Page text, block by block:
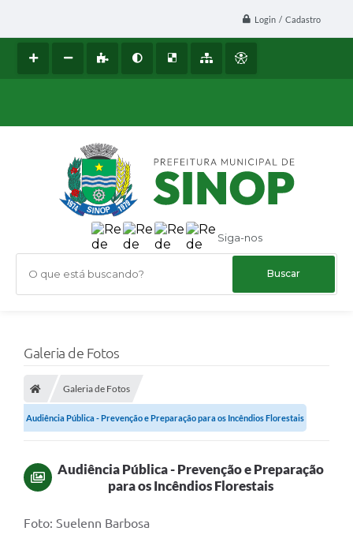
Login / Cadastro
Siga-nos
O que está buscando?
Galeria de Fotos
Galeria de Fotos
Audiência Pública - Prevenção e Preparação para os Incêndios Florestais
Audiência Pública - Prevenção e Preparação
para os Incêndios Florestais
Foto: Suelenn Barbosa